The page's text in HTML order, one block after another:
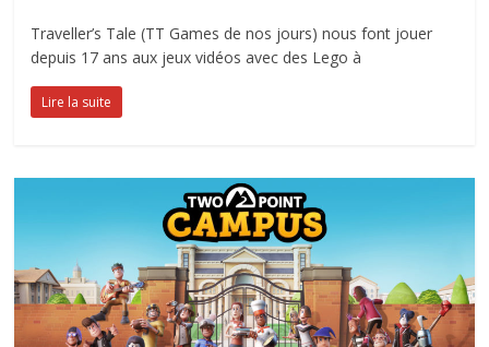
Traveller’s Tale (TT Games de nos jours) nous font jouer
depuis 17 ans aux jeux vidéos avec des Lego à
Lire la suite